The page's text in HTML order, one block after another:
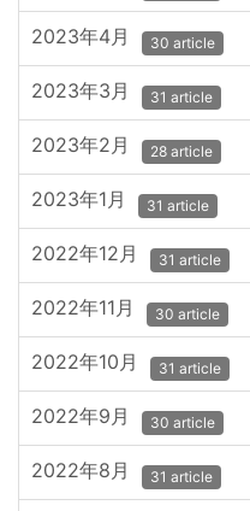
2023年4月 30 article
2023年3月 31 article
2023年2月 28 article
2023年1月 31 article
2022年12月 31 article
2022年11月 30 article
2022年10月 31 article
2022年9月 30 article
2022年8月 31 article